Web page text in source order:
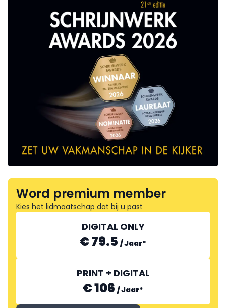
Word premium member
Kies het lidmaatschap dat bij u past
DIGITAL ONLY
€ 79.5 /Jaar*
PRINT + DIGITAL
€ 106 /Jaar*